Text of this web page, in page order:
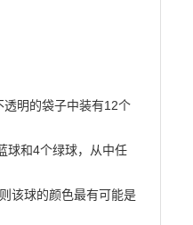
明的袋子中装有12个
球和4个绿球，从中任
该球的颜色最有可能是